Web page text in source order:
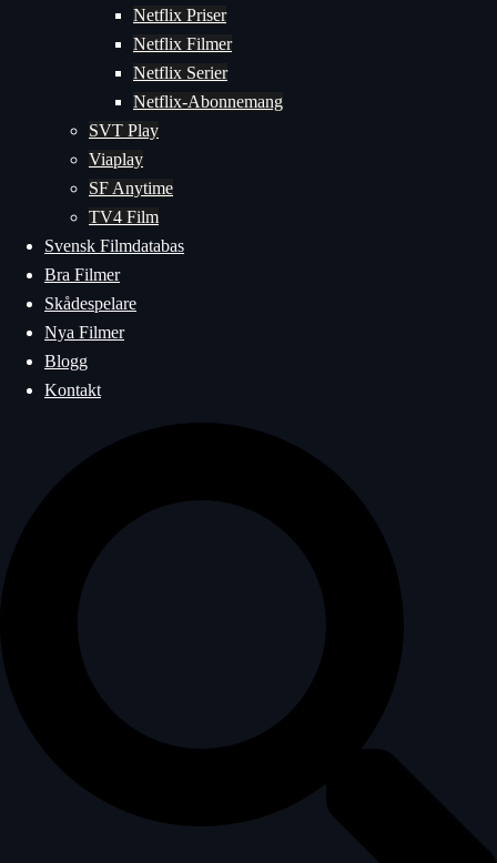
Netflix Priser
Netflix Filmer
Netflix Serier
Netflix-Abonnemang
SVT Play
Viaplay
SF Anytime
TV4 Film
Svensk Filmdatabas
Bra Filmer
Skådespelare
Nya Filmer
Blogg
Kontakt